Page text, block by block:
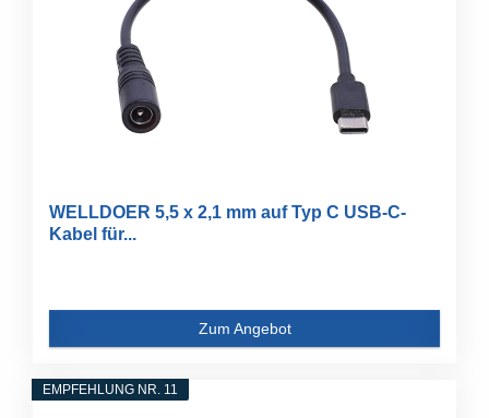
WELLDOER 5,5 x 2,1 mm auf Typ C USB-C-
Kabel für...
Zum Angebot
EMPFEHLUNG NR. 11